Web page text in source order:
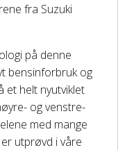
fra Suzuki
på denne
bensinforbruk og
et helt nyutviklet
og venstre-
med mange
utprøvd i våre